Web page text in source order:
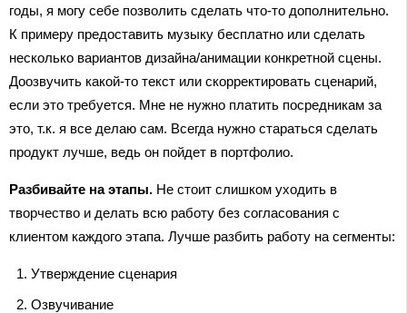
годы, я могу себе позволить сделать что-то дополнительно.
К примеру предоставить музыку бесплатно или сделать
несколько вариантов дизайна/анимации конкретной сцены.
Доозвучить какой-то текст или скорректировать сценарий,
если это требуется. Мне не нужно платить посредникам за
это, т.к. я все делаю сам. Всегда нужно стараться сделать
продукт лучше, ведь он пойдет в портфолио.
Разбивайте на этапы. Не стоит слишком уходить в
творчество и делать всю работу без согласования с
клиентом каждого этапа. Лучше разбить работу на сегменты:
Утверждение сценария
Озвучивание